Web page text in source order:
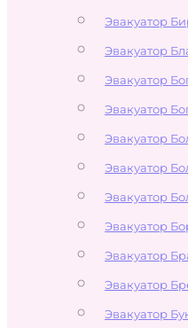
Эвакуатор
Эвакуатор
Эвакуатор
Эвакуатор
Эвакуатор
Эвакуатор
Эвакуатор
Эвакуатор
Эвакуатор
Эвакуатор
Эвакуатор